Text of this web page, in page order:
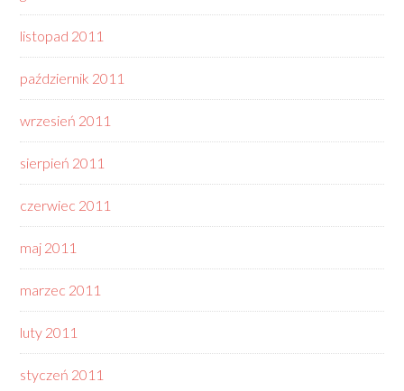
listopad 2011
październik 2011
wrzesień 2011
sierpień 2011
czerwiec 2011
maj 2011
marzec 2011
luty 2011
styczeń 2011